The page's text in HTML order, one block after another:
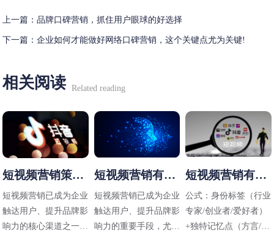
上一篇：品牌口碑营销，抓住用户眼球的好选择
下一篇：企业如何才能做好网络口碑营销，这个关键点尤为关键!
相关阅读 Related reading
短视频营销策略
有哪些
短视频营销已成为企业
触达用户、提升品牌影
响力的核心渠道之一，
短视频营销有哪
些方法
短视频营销已成为企业
触达用户、提升品牌影
响力的重要手段，尤其
短视频营销有哪
些技巧
公式：身份标签（行业
专家/创业者/爱好者）
+独特记忆点（方言/标